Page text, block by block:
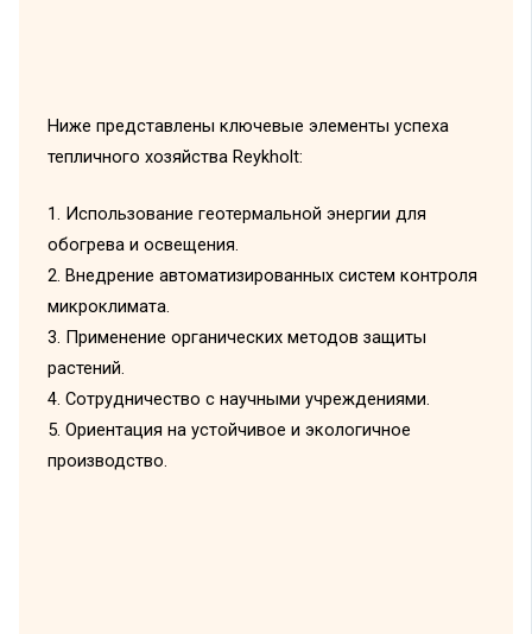
Ниже представлены ключевые элементы успеха
тепличного хозяйства Reykholt:
1. Использование геотермальной энергии для
обогрева и освещения.
2. Внедрение автоматизированных систем контроля
микроклимата.
3. Применение органических методов защиты
растений.
4. Сотрудничество с научными учреждениями.
5. Ориентация на устойчивое и экологичное
производство.